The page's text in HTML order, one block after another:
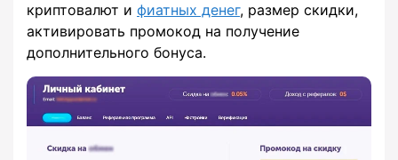
криптовалют и фиатных денег, размер скидки,
активировать промокод на получение
дополнительного бонуса.